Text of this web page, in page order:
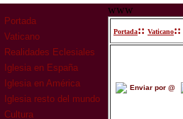
Portada
Vaticano
Realidades Eclesiales
Iglesia en España
Iglesia en América
Iglesia resto del mundo
Cultura
www
Portada:: Vaticano::
Enviar por @